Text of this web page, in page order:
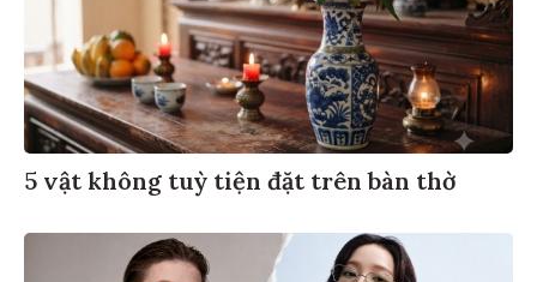
5 vật không tuỳ tiện đặt trên bàn thờ